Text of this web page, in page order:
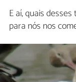
E aí, quais
para nós nos